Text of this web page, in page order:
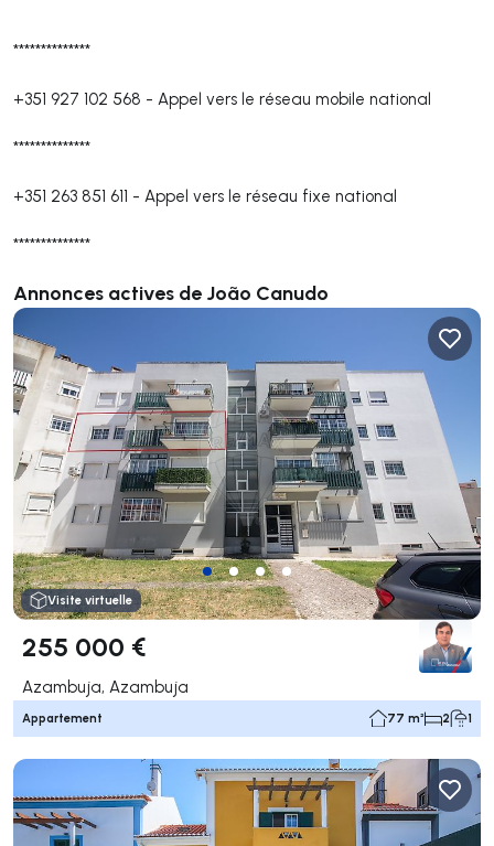
**************
+351 927 102 568 - Appel vers le réseau mobile national
**************
+351 263 851 611 - Appel vers le réseau fixe national
**************
Annonces actives de João Canudo
Visite virtuelle
255 000 €
Azambuja, Azambuja
Appartement 77 m² 2 1